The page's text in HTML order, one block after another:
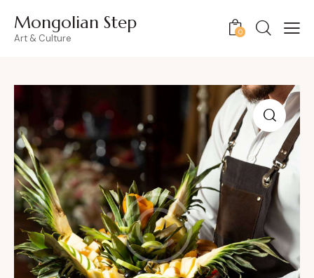
Mongolian Step
Art & Culture
0